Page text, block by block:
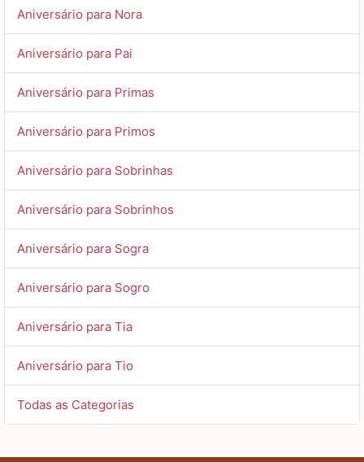
Aniversário para Nora
Aniversário para Pai
Aniversário para Primas
Aniversário para Primos
Aniversário para Sobrinhas
Aniversário para Sobrinhos
Aniversário para Sogra
Aniversário para Sogro
Aniversário para Tia
Aniversário para Tio
Todas as Categorias